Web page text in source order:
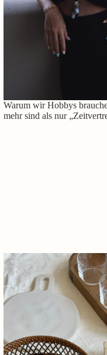
Warum wir Hobbys
mehr sind als nur